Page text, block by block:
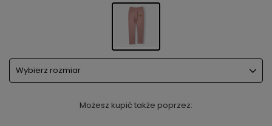
Wybierz rozmiar
Możesz kupić także poprzez: